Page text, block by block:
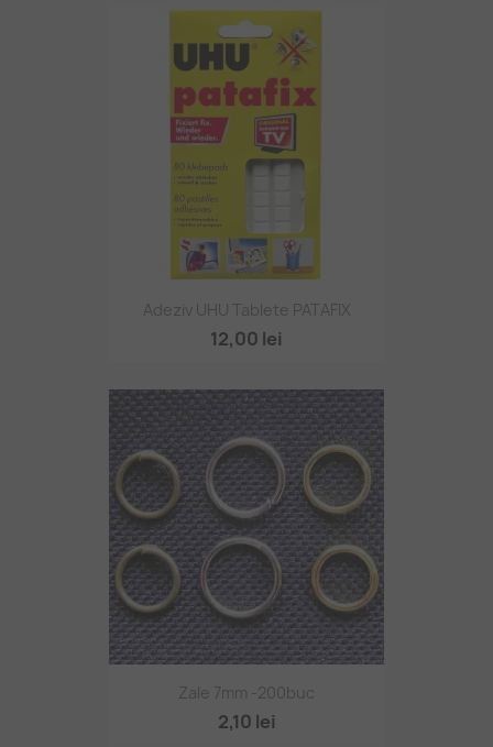
Adeziv UHU Tablete PATAFIX
12,00 lei
Zale 7mm -200buc
2,10 lei